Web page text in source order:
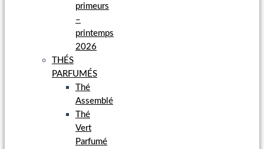
primeurs
–
printemps
2026
THÉS
PARFUMÉS
Thé
Assemblé
Thé
Vert
Parfumé